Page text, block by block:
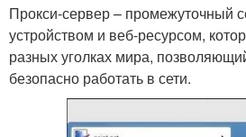
Прокси-сервер – промежуточный
устройством и веб-ресурсом,
разных уголках мира,
безопасно работать в сети.